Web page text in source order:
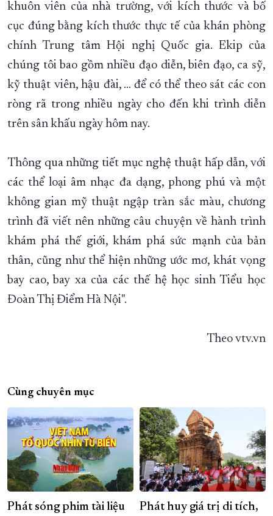
khuôn viên của nhà trường, với kích thước và bố
cục đúng bằng kích thước thực tế của khán phòng
chính Trung tâm Hội nghị Quốc gia. Ekip của
chúng tôi bao gồm nhiều đạo diễn, biên đạo, ca sỹ,
kỹ thuật viên, hậu đài, … để có thể theo sát các con
ròng rã trong nhiều ngày cho đến khi trình diễn
trên sân khấu ngày hôm nay.
Thông qua những tiết mục nghệ thuật hấp dẫn, với
các thể loại âm nhạc đa dạng, phong phú và một
không gian mỹ thuật ngập tràn sắc màu, chương
trình đã viết nên những câu chuyện về hành trình
khám phá thế giới, khám phá sức mạnh của bản
thân, cũng như thể hiện những ước mơ, khát vọng
bay cao, bay xa của các thế hệ học sinh Tiểu học
Đoàn Thị Điểm Hà Nội".
Theo vtv.vn
Cùng chuyên mục
Phát sóng phim tài liệu
Phát huy giá trị di tích,